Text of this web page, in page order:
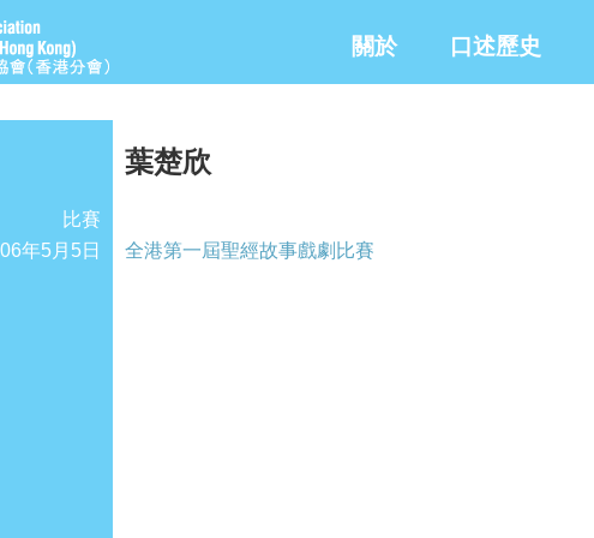
關於 口述歷史
葉楚欣
比賽
年5月5日
全港第一屆聖經故事戲劇比賽